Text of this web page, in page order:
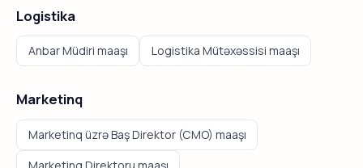
Logistika
Anbar Müdiri maaşı Logistika Mütəxəssisi maaşı
Marketinq
Marketinq üzrə Baş Direktor (CMO) maaşı